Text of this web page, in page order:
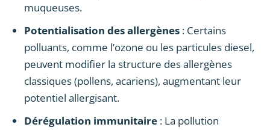
muqueuses.
Potentialisation des allergènes : Certains
polluants, comme l’ozone ou les particules diesel,
peuvent modifier la structure des allergènes
classiques (pollens, acariens), augmentant leur
potentiel allergisant.
Dérégulation immunitaire : La pollution